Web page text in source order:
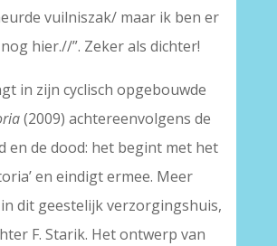
vuilniszak/ maar ik ben er
hier.//”. Zeker als dichter!
in zijn cyclisch opgebouwde
(2009) achtereenvolgens de
en de dood: het begint met het
en eindigt ermee. Meer
dit geestelijk verzorgingshuis,
F. Starik. Het ontwerp van